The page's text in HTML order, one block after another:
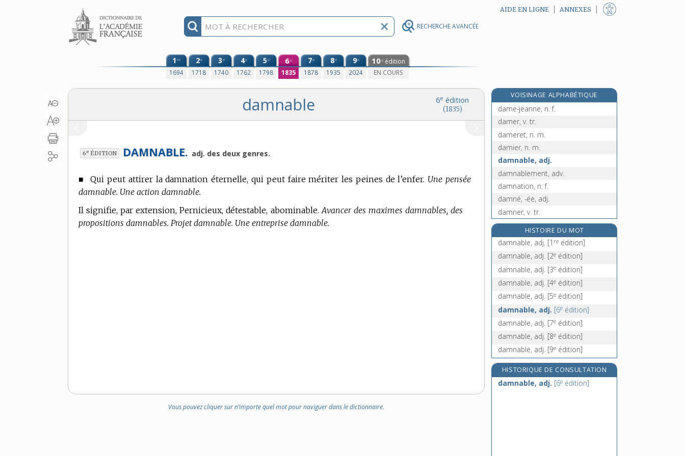
RECHERCHE AVANCÉE
Aller au contenu AIDE EN LIGNE ANNEXES
1re
1694
2e
1718
3e
1740
4e
1762
5e
1798
6e
1835
7e
1878
8e
1935
9e
2024
10e édition
EN COURS
6e édition
(1835)
damnable
6e ÉDITION DAMNABLE. adj. des deux genres.
■Qui peut attirer la damnation éternelle, qui peut faire mériter les peines de l’enfer. Une pensée
damnable. Une action damnable.
Il signifie, par extension, Pernicieux, détestable, abominable. Avancer des maximes damnables, des
propositions damnables. Projet damnable. Une entreprise damnable.
Vous pouvez cliquer sur n’importe quel mot pour naviguer dans le dictionnaire.
VOISINAGE ALPHABÉTIQUE
dame-d'onze-heures, n. f.
dame-jeanne, n. f.
damer, v. tr.
dameret, n. m.
damier, n. m.
damnable, adj.
damnablement, adv.
damnation, n. f.
damné, -ée, adj.
damner, v. tr.
damoiseau, n. m.
damoisel, n. m.[7eédition]
damoiselle, n. f.
HISTOIRE DU MOT
damnable, adj. [1 re édition]
damnable, adj. [2e édition]
damnable, adj. [3e édition]
damnable, adj. [4e édition]
damnable, adj. [5e édition]
damnable, adj. [6e édition]
damnable, adj. [7e édition]
damnable, adj. [8e édition]
damnable, adj. [9e édition]
HISTORIQUE DE CONSULTATION
damnable, adj. [6e édition]